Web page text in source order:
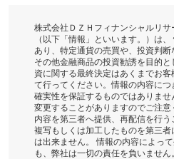
株式会社ＤＺＨフィナンシャルリ
（以下「情報」といいます。）は
あり、特定通貨の売買や、投資判
その他金融商品の投資勧誘を目的
資に関する最終決定はあくまでお
て行ってください。情報の内容につ
確実性を保証するものではありま
変更することがありますのでご注
内容を第三者へ提供、再配信を行う
複写もしくは加工したものを第三
は出来ません。 情報の内容によっ
も、弊社は一切の責任を負いません。